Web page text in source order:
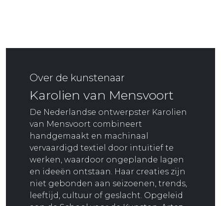
Over de kunstenaar
Karolien van Mensvoort
De Nederlandse ontwerpster Karolien
van Mensvoort combineert
handgemaakt en machinaal
vervaardigd textiel door intuïtief te
werken, waardoor ongeplande lagen
en ideeën ontstaan. Haar creaties zijn
niet gebonden aan seizoenen, trends,
leeftijd, cultuur of geslacht. Opgeleid